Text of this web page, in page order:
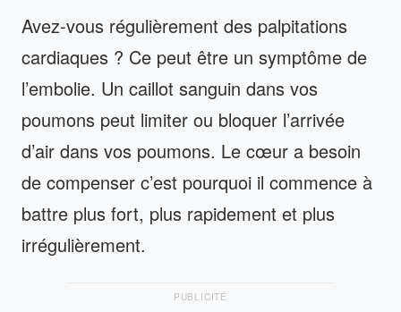
Avez-vous régulièrement des palpitations
cardiaques ? Ce peut être un symptôme de
l’embolie. Un caillot sanguin dans vos
poumons peut limiter ou bloquer l’arrivée
d’air dans vos poumons. Le cœur a besoin
de compenser c’est pourquoi il commence à
battre plus fort, plus rapidement et plus
irrégulièrement.
PUBLICITÉ